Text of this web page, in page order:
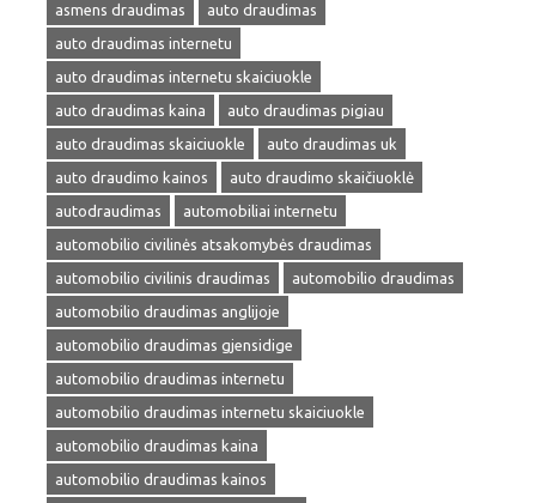
asmens draudimas
auto draudimas
auto draudimas internetu
auto draudimas internetu skaiciuokle
auto draudimas kaina
auto draudimas pigiau
auto draudimas skaiciuokle
auto draudimas uk
auto draudimo kainos
auto draudimo skaičiuoklė
autodraudimas
automobiliai internetu
automobilio civilinės atsakomybės draudimas
automobilio civilinis draudimas
automobilio draudimas
automobilio draudimas anglijoje
automobilio draudimas gjensidige
automobilio draudimas internetu
automobilio draudimas internetu skaiciuokle
automobilio draudimas kaina
automobilio draudimas kainos